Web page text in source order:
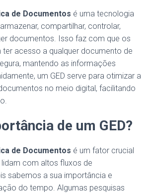
de Documentos é uma tecnologia
compartilhar, controlar,
documentos. Isso faz com que os
ter acesso a qualquer documento de
mantendo as informações
um GED serve para otimizar a
no meio digital, facilitando
de um GED?
de Documentos é um fator crucial
com altos fluxos de
sabemos a sua importância e
do tempo. Algumas pesquisas